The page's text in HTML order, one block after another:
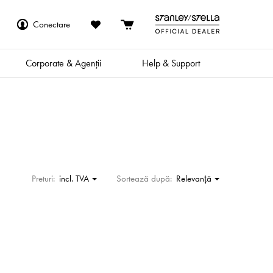
Conectare
Corporate & Agenții Help & Support
Preturi: incl. TVA Sortează după: Relevanţă